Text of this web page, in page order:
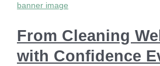
From Cleaning
with Confidence